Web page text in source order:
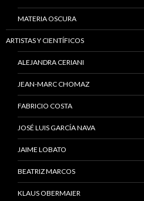
MATERIA OSCURA
ARTISTAS Y CIENTÍFICOS
ALEJANDRA CERIANI
JEAN-MARC CHOMAZ
FABRICIO COSTA
JOSÉ LUIS GARCÍA NAVA
JAIME LOBATO
BEATRIZ MARCOS
KLAUS OBERMAIER